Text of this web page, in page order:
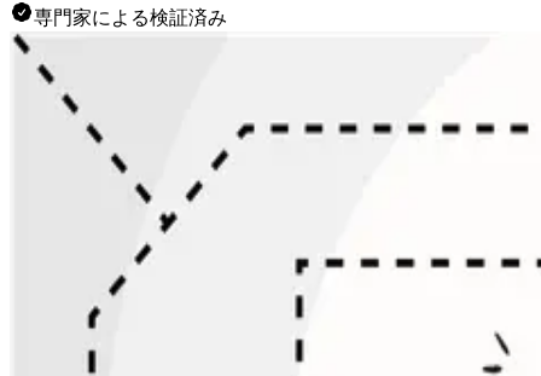
専門家による検証済み